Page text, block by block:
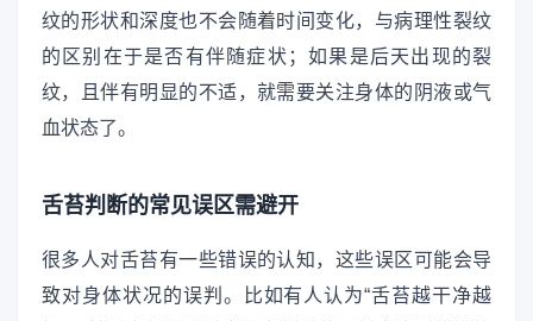
纹的形状和深度也不会随着时间变化，与病理性裂纹
的区别在于是否有伴随症状；如果是后天出现的裂
纹，且伴有明显的不适，就需要关注身体的阴液或气
血状态了。
舌苔判断的常见误区需避开
很多人对舌苔有一些错误的认知，这些误区可能会导
致对身体状况的误判。比如有人认为“舌苔越干净越